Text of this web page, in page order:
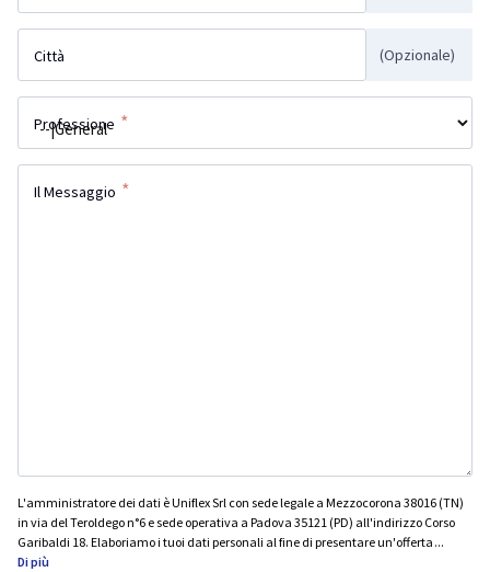
Città (Opzionale)
Professione *
Il Messaggio *
L'amministratore dei dati è Uniflex Srl con sede legale a Mezzocorona 38016 (TN)
in via del Teroldego n°6 e sede operativa a Padova 35121 (PD) all'indirizzo Corso
Garibaldi 18. Elaboriamo i tuoi dati personali al fine di presentare un'offerta ...
Di più